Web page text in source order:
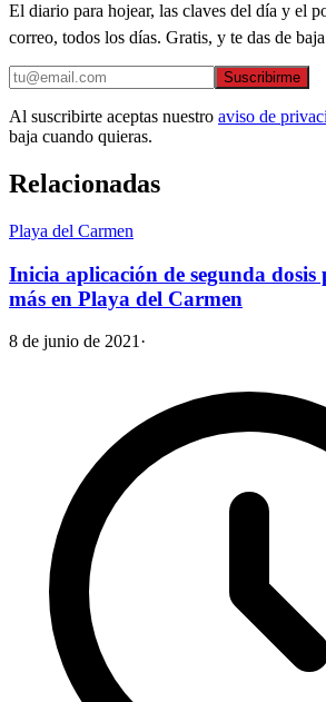
El diario para hojear, las claves del día y el
correo, todos los días. Gratis, y te das de
Suscribirme
Al suscribirte aceptas nuestro aviso de
baja cuando quieras.
Relacionadas
Playa del Carmen
Inicia aplicación de segunda dosis
más en Playa del Carmen
8 de junio de 2021 ·